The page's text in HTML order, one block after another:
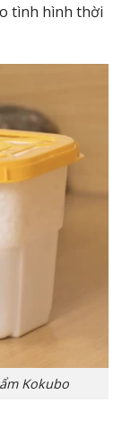
tình hình thời
Kokubo